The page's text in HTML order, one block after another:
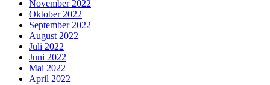
November 2022
Oktober 2022
September 2022
August 2022
Juli 2022
Juni 2022
Mai 2022
April 2022